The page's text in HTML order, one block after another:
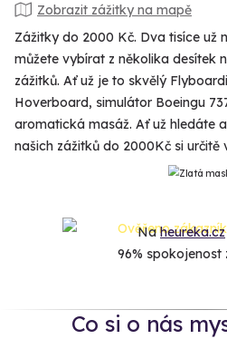
Zobrazit zážitky na mapě
Zážitky do 2000 Kč. Dva tisíce už
můžete vybírat z několika desítek
zážitků. Ať už je to skvělý
Hoverboard, simulátor Boeingu
aromatická masáž. Ať už hledáte
našich zážitků do 2000Kč si určitě
Naheureka.cz
96% spokojenost
Co si o nás